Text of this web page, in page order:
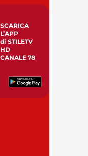
SCARICA
L’APP
di STILETV
HD
CANALE 78